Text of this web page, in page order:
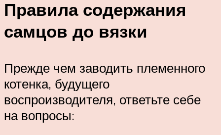
Правила содержания
самцов до вязки
Прежде чем заводить племенного
котенка, будущего
воспроизводителя, ответьте себе
на вопросы: